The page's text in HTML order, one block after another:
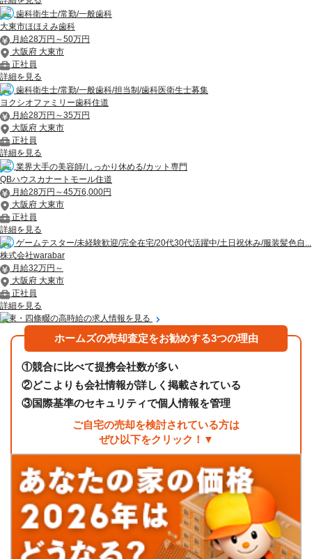
歯科衛生士/常勤/一般歯科
大東市ほほえみ歯科
月給28万円～50万円
大阪府 大東市
正社員
詳細を見る
歯科衛生士/常勤/一般歯科/担当制/歯科医衛生士募集
ヨクシオファミリー歯科住道
月給28万円～35万円
大阪府 大東市
正社員
詳細を見る
業界大手の美容師/しっかり休める/カット専門
QBハウスカナートモール住道
月給28万円～45万6,000円
大阪府 大東市
正社員
詳細を見る
ゲームテスター/未経験歓迎/完全在宅/20代30代活躍中/土日祝休み/服装髪色自...
株式会社warabar
月給32万円～
大阪府 大東市
正社員
詳細を見る
大東・四條畷の高時給の求人情報を見る
ホームズの売却査定をお勧めする3つの理由
①競合に比べて提携会社数が多い
②どこよりも会社情報が詳しく掲載されている
③国際基準のセキュリティで個人情報を管理
ご自宅の売却を検討されている方は
ぜひ以下をクリック！▼